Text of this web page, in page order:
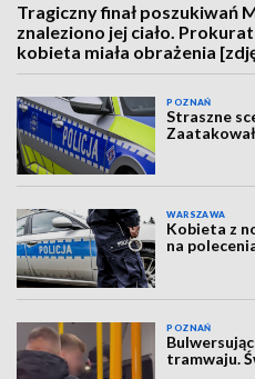
Tragiczny finał poszukiwań
znaleziono jej ciało.
kobieta miała obrażenia
POZNAŃ
Straszne
WARSZAWA
Kobieta z
na
POZNAŃ
tramwaju.